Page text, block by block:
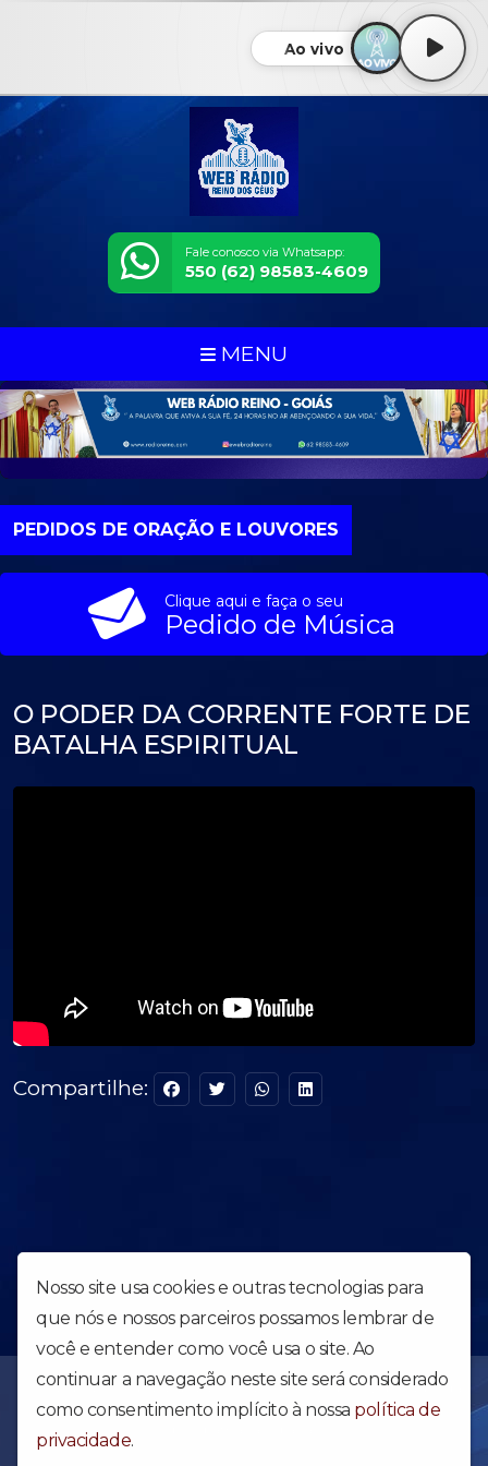
Ao vivo
Fale conosco via Whatsapp:
550 (62) 98583-4609
MENU
PEDIDOS DE ORAÇÃO E LOUVORES
Clique aqui e faça o seu
Pedido de Música
O PODER DA CORRENTE FORTE DE
BATALHA ESPIRITUAL
Compartilhe:
Nosso site usa cookies e outras tecnologias para
que nós e nossos parceiros possamos lembrar de
você e entender como você usa o site. Ao
continuar a navegação neste site será considerado
como consentimento implícito à nossa política de
privacidade.
Uma obra forte para abalar o Brasil e o Mundo - Web Rádio da
Igreja Apostólica Reino dos Céus. Acesse e confira nossa